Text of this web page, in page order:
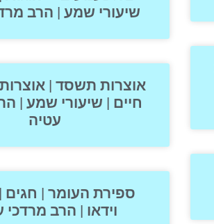
שיעורי שמע | הרב
אוצרות תשסד |
חיים | שיעורי שמע |
עטיה
ספירת העומר | חגים |
וידאו | הרב מרדכי